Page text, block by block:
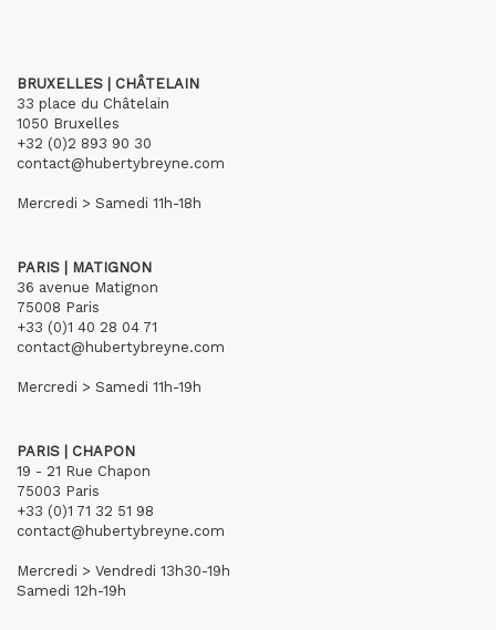
BRUXELLES | CHÂTELAIN
33 place du Châtelain
1050 Bruxelles
+32 (0)2 893 90 30
contact@hubertybreyne.com
Mercredi > Samedi 11h-18h
PARIS | MATIGNON
36 avenue Matignon
75008 Paris
+33 (0)1 40 28 04 71
contact@hubertybreyne.com
Mercredi > Samedi 11h-19h
PARIS | CHAPON
19 - 21 Rue Chapon
75003 Paris
+33 (0)1 71 32 51 98
contact@hubertybreyne.com
Mercredi > Vendredi 13h30-19h
Samedi 12h-19h